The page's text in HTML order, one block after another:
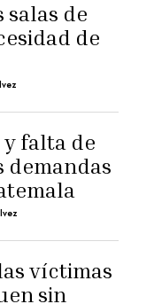
salas de
de
falta de
demandas
víctimas
sin